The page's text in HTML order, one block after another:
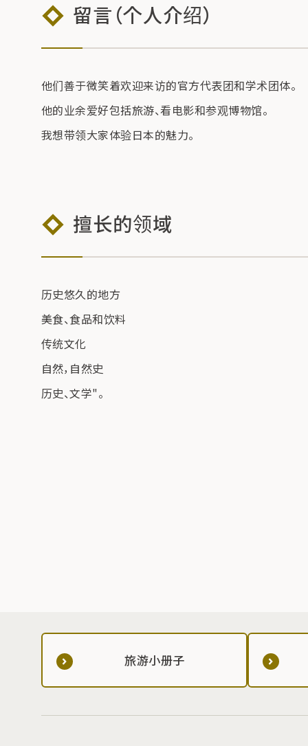
留言（个人介绍）
他们善于微笑着欢迎来访的官方代表团和学术团体。
他的业余爱好包括旅游、看电影和参观博物馆。
我想带领大家体验日本的魅力。
擅长的领域
历史悠久的地方
美食、食品和饮料
传统文化
自然，自然史
历史、文学"。
旅游小册子